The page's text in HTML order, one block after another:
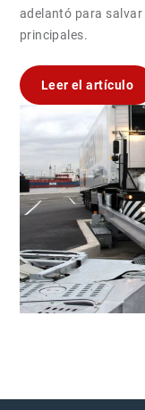
adelantó para salvar
principales.
Leer el artículo